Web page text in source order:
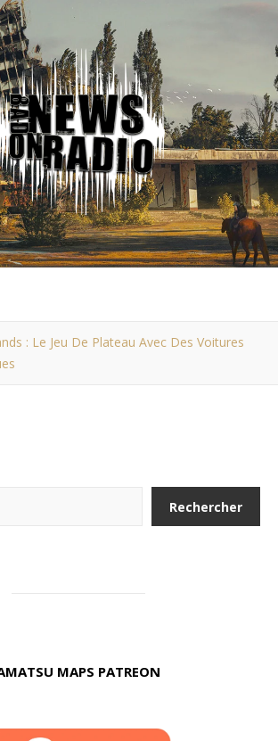
: Le Jeu De Plateau Avec Des Voitures
Rechercher
MAPS PATREON